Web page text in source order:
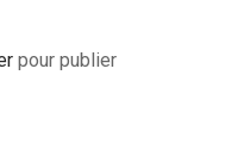
pour publier